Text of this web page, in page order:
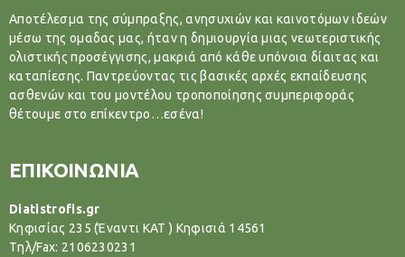
Αποτέλεσμα της σύμπραξης, ανησυχιών και καινοτόμων ιδεών
μέσω της ομαδας μας, ήταν η δημιουργία μιας νεωτεριστικής
ολιστικής προσέγγισης, μακριά από κάθε υπόνοια δίαιτας και
καταπίεσης. Παντρεύοντας τις βασικές αρχές εκπαίδευσης
ασθενών και του μοντέλου τροποποίησης συμπεριφοράς
θέτουμε στο επίκεντρο…εσένα!
ΕΠΙΚΟΙΝΩΝΙΑ
Diatistrofis.gr
Κηφισίας 235 (Έναντι ΚΑΤ ) Κηφισιά 14561
Tηλ/Fax: 2106230231